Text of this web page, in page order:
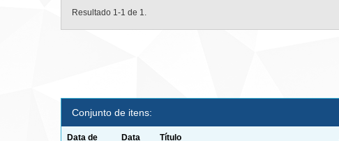
Resultado 1-1 de 1.
Conjunto de itens:
Data de
Data
Título